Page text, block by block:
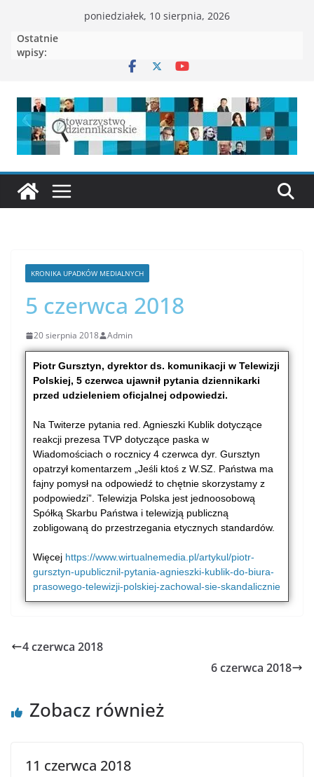
poniedziałek, 10 sierpnia, 2026
Ostatnie
wpisy:
KRONIKA UPADKÓW MEDIALNYCH
5 czerwca 2018
20 sierpnia 2018 Admin
Piotr Gursztyn, dyrektor ds. komunikacji w Telewizji
Polskiej, 5 czerwca ujawnił pytania dziennikarki
przed udzieleniem oficjalnej odpowiedzi.
Na Twiterze pytania red. Agnieszki Kublik dotyczące
reakcji prezesa TVP dotyczące paska w
Wiadomościach o rocznicy 4 czerwca dyr. Gursztyn
opatrzył komentarzem „Jeśli ktoś z W.SZ. Państwa ma
fajny pomysł na odpowiedź to chętnie skorzystamy z
podpowiedzi”. Telewizja Polska jest jednoosobową
Spółką Skarbu Państwa i telewizją publiczną
zobligowaną do przestrzegania etycznych standardów.
Więcej https://www.wirtualnemedia.pl/artykul/piotr-
gursztyn-upublicznil-pytania-agnieszki-kublik-do-biura-
prasowego-telewizji-polskiej-zachowal-sie-skandalicznie
4 czerwca 2018
6 czerwca 2018
Zobacz również
11 czerwca 2018